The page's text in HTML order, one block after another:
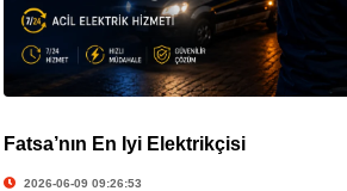
Fatsa’nın En İyi Elektrikçisi
2026-06-09 09:26:53